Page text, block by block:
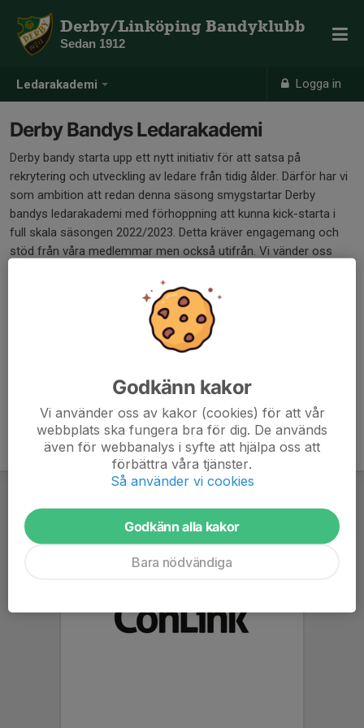
Ledarakademi Logga in
Derby/Linköping Bandyklubb
Sedan 1912
Derby Bandys Ledarakademi
Derby bandy starta upp ett nytt initiativ för att satsa på
rekrytering och utveckling av ledare från tidig ålder. Därför har vi
som ambition att redan denna säsong smygstartar Derby
bandys ledarakademi med förhoppning att kunna kick-starta i
full skala säsongen 2022/2023. Detta kräver engagemang och
stöd från våra medlemmar men också utifrån. Vi vänder oss
Klicka på respektive länk och läs så
förstår du att du är en viktig kugge i detta initiativ oavsett om du
idag är spelare, ledare, förälder eller företagare!
Godkänn kakor
Vi använder oss av kakor (cookies) för att vår
webbplats ska fungera bra för dig. De används
även för webbanalys i syfte att hjälpa oss att
förbättra våra tjänster.
Så använder vi cookies
Godkänn alla kakor
Bara nödvändiga